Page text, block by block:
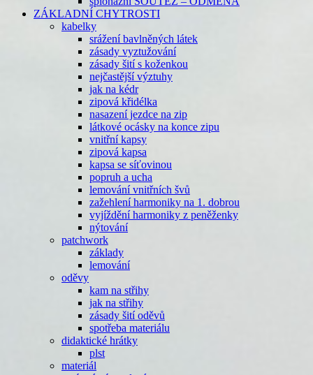
ZÁKLADNÍ CHYTROSTI
kabelky
srážení bavlněných látek
zásady vyztužování
zásady šití s koženkou
nejčastější výztuhy
jak na kédr
zipová křidélka
nasazení jezdce na zip
látkové ocásky na konce zipu
vnitřní kapsy
zipová kapsa
kapsa se síťovinou
popruh a ucha
lemování vnitřních švů
zažehlení harmoniky na 1. dobrou
vyjíždění harmoniky z peněženky
nýtování
patchwork
základy
lemování
oděvy
kam na střihy
jak na střihy
zásady šití oděvů
spotřeba materiálu
didaktické hrátky
plst
materiál